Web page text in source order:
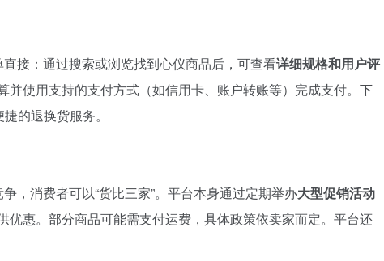
接：通过搜索或浏览找到心仪商品后，可查看详细规格和用户评
使用支持的支付方式（如信用卡、账户转账等）完成支付。下
捷的退换货服务。
争，消费者可以“货比三家”。平台本身通过定期举办大型促销活动
优惠。部分商品可能需支付运费，具体政策依卖家而定。平台还